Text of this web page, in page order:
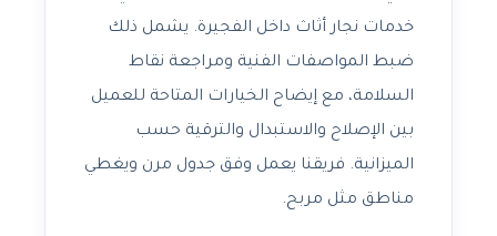
خدمات نجار أثاث داخل الفجيرة. يشمل ذلك
ضبط المواصفات الفنية ومراجعة نقاط
السلامة، مع إيضاح الخيارات المتاحة للعميل
بين الإصلاح والاستبدال والترقية حسب
الميزانية. فريقنا يعمل وفق جدول مرن ويغطي
مناطق مثل مربح.